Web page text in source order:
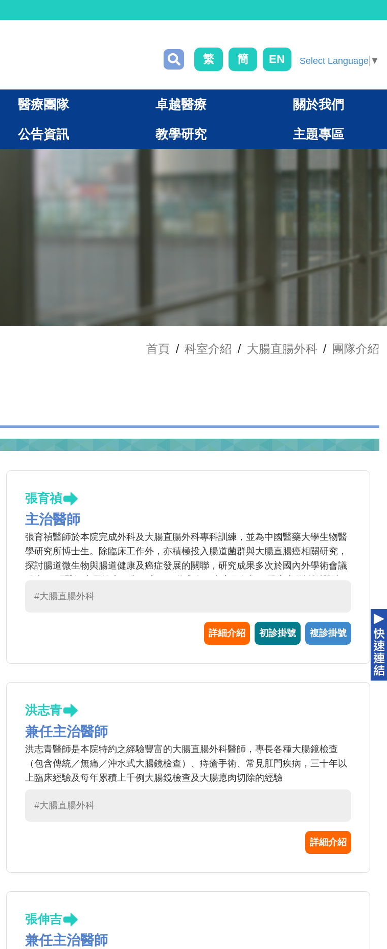
繁 簡 EN Select Language ▼
醫療團隊 卓越醫療 關於我們
公告資訊 教學研究 主題專區
首頁 / 科室介紹 / 大腸直腸外科 / 團隊介紹
張育禎
主治醫師
張育禎醫師於本院完成外科及大腸直腸外科專科訓練，並為中國醫藥大學生物醫
學研究所博士生。除臨床工作外，亦積極投入腸道菌群與大腸直腸癌相關研究，
探討腸道微生物與腸道健康及癌症發展的關聯，研究成果多次於國內外學術會議
療，並提供舒適無痛的大腸鏡檢查及大腸癌篩檢服務。在大腸直腸癌治療方面，
復及生活品質。診療過程中重視與病患充分溝通，耐心說明病情與治療選擇，提
#大腸直腸外科
詳細介紹 初診掛號 複診掛號
洪志青
兼任主治醫師
洪志青醫師是本院特約之經驗豐富的大腸直腸外科醫師，專長各種大腸鏡檢查
（包含傳統／無痛／沖水式大腸鏡檢查）、痔瘡手術、常見肛門疾病，三十年以
上臨床經驗及每年累積上千例大腸鏡檢查及大腸瘜肉切除的經驗
#大腸直腸外科
詳細介紹
張伸吉
兼任主治醫師